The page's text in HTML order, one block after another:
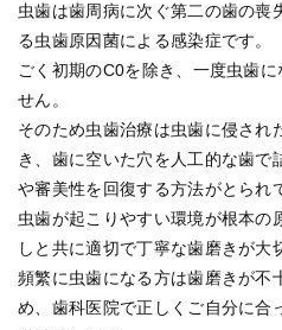
虫歯は歯周病に次ぐ第二の歯の喪
る虫歯原因菌による感染症です。
ごく初期のC0を除き、一度虫歯
せん。
そのため虫歯治療は虫歯に侵され
き、歯に空いた穴を人工的な歯で
や審美性を回復する方法がとられ
虫歯が起こりやすい環境が根本の
しと共に適切で丁寧な歯磨きが大
頻繁に虫歯になる方は歯磨きが不
め、歯科医院で正しくご自分に合